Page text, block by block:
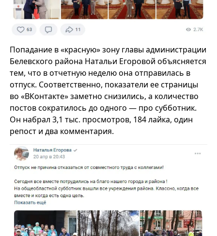
Попадание в «красную» зону главы администрации
Белевского района Натальи Егоровой объясняется
тем, что в отчетную неделю она отправилась в
отпуск. Соответственно, показатели ее страницы
во «ВКонтакте» заметно снизились, а количество
постов сократилось до одного — про субботник.
Он набрал 3,1 тыс. просмотров, 184 лайка, один
репост и два комментария.